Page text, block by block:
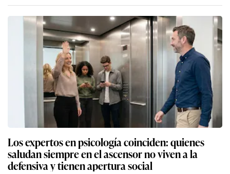
Los expertos en psicología coinciden: quienes
saludan siempre en el ascensor no viven a la
defensiva y tienen apertura social